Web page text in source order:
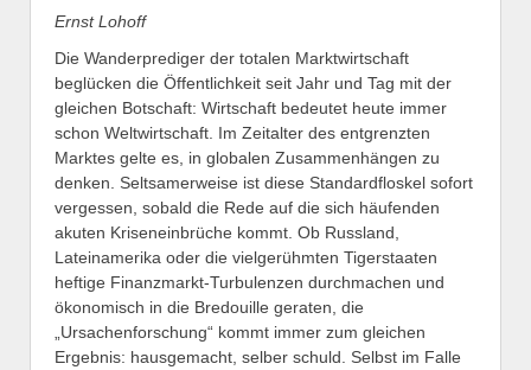
Ernst Lohoff
Die Wanderprediger der totalen Marktwirtschaft
beglücken die Öffentlichkeit seit Jahr und Tag mit der
gleichen Botschaft: Wirtschaft bedeutet heute immer
schon Weltwirtschaft. Im Zeitalter des entgrenzten
Marktes gelte es, in globalen Zusammenhängen zu
denken. Seltsamerweise ist diese Standardfloskel sofort
vergessen, sobald die Rede auf die sich häufenden
akuten Kriseneinbrüche kommt. Ob Russland,
Lateinamerika oder die vielgerühmten Tigerstaaten
heftige Finanzmarkt-Turbulenzen durchmachen und
ökonomisch in die Bredouille geraten, die
„Ursachenforschung“ kommt immer zum gleichen
Ergebnis: hausgemacht, selber schuld. Selbst im Falle